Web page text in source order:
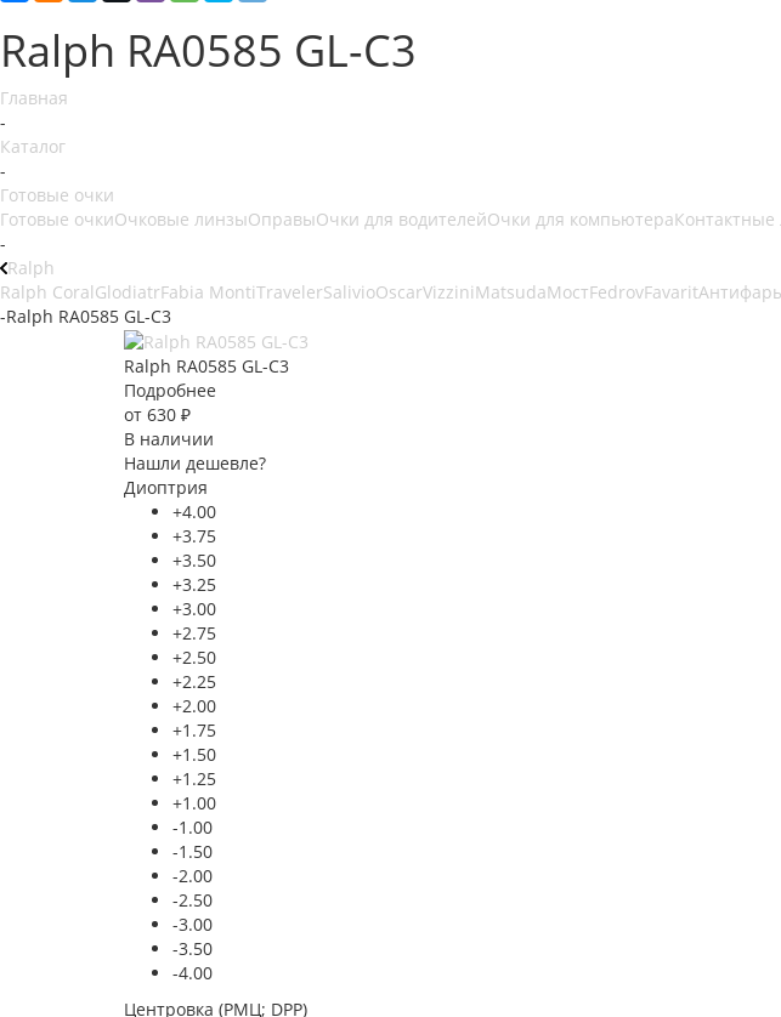
Ralph RA0585 GL-C3
Главная
-
Каталог
-
Готовые очки
Готовые очкиОчковые линзыОправыОчки для водителейОчки для компьютера
-
Ralph
Ralph CoralGlodiatrFabia MontiTravelerSalivioOscarVizziniMatsudaМостFedrovFavarit
-Ralph RA0585 GL-C3
Ralph RA0585 GL-C3
Подробнее
от 630 ₽
В наличии
Нашли дешевле?
Диоптрия
+4.00
+3.75
+3.50
+3.25
+3.00
+2.75
+2.50
+2.25
+2.00
+1.75
+1.50
+1.25
+1.00
-1.00
-1.50
-2.00
-2.50
-3.00
-3.50
-4.00
Центровка (РМЦ; DPP)